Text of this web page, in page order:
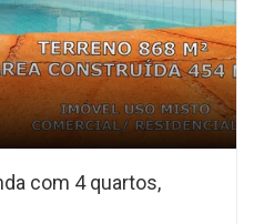
com 4 quartos,